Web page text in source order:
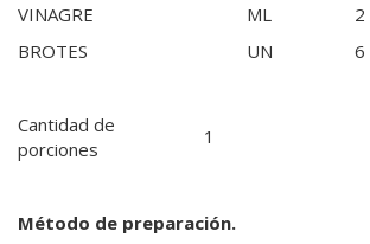
VINAGRE
ML
2
BROTES
UN 6
Cantidad de
porciones
1
Método de preparación.